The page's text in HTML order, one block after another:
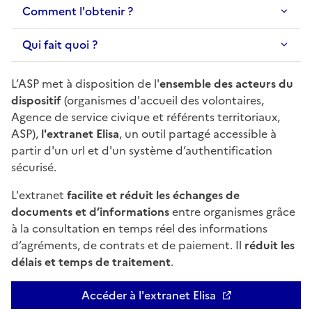
Comment l'obtenir ?
Qui fait quoi ?
L’ASP met à disposition de l'ensemble des acteurs du
dispositif(organismes d'accueil des volontaires,
Agence de service civique et référents territoriaux,
ASP), l'extranet Elisa, un outil partagé accessible à
partir d'un url et d'un système d’authentification
sécurisé.
L'extranet facilite et réduit les échanges de
documents et d’informationsentre organismes grâce
à la consultation en temps réel des informations
d’agréments, de contrats et de paiement. Il réduit les
délais et temps de traitement.
Accéder à l'extranet Elisa